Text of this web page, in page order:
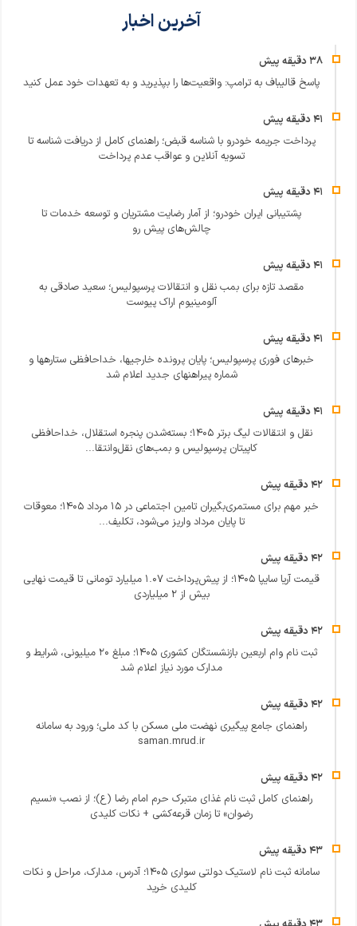
آخرین اخبار
پاسخ قالیباف به ترامپ: واقعیت‌ها را بپذیرید و به تعهدات خود عمل کنید
پرداخت جریمه خودرو با شناسه قبض؛ راهنمای کامل از دریافت شناسه تا
تسویه آنلاین و عواقب عدم پرداخت
پشتیبانی ایران خودرو؛ از آمار رضایت مشتریان و توسعه خدمات تا
چالش‌های پیش رو
مقصد تازه برای بمب نقل و انتقالات پرسپولیس؛ سعید صادقی به
آلومینیوم اراک پیوست
خبرهای فوری پرسپولیس؛ پایان پرونده خارجیها، خداحافظی ستارهها و
شماره پیراهنهای جدید اعلام شد
نقل و انتقالات لیگ برتر ۱۴۰۵؛ بسته‌شدن پنجره استقلال، خداحافظی
کاپیتان پرسپولیس و بمب‌های نقل‌وانتقا...
خبر مهم برای مستمری‌بگیران تامین اجتماعی در ۱۵ مرداد ۱۴۰۵؛ معوقات
تا پایان مرداد واریز می‌شود، تکلیف...
قیمت آریا سایپا ۱۴۰۵؛ از پیش‌پرداخت ۱.۰۷ میلیارد تومانی تا قیمت نهایی
بیش از ۲ میلیاردی
ثبت نام وام اربعین بازنشستگان کشوری ۱۴۰۵؛ مبلغ ۲۰ میلیونی، شرایط و
مدارک مورد نیاز اعلام شد
راهنمای جامع پیگیری نهضت ملی مسکن با کد ملی؛ ورود به سامانه
saman.mrud.ir
راهنمای کامل ثبت نام غذای متبرک حرم امام رضا (ع)؛ از نصب «نسیم
رضوان» تا زمان قرعه‌کشی + نکات کلیدی
سامانه ثبت نام لاستیک دولتی سواری ۱۴۰۵؛ آدرس، مدارک، مراحل و نکات
کلیدی خرید